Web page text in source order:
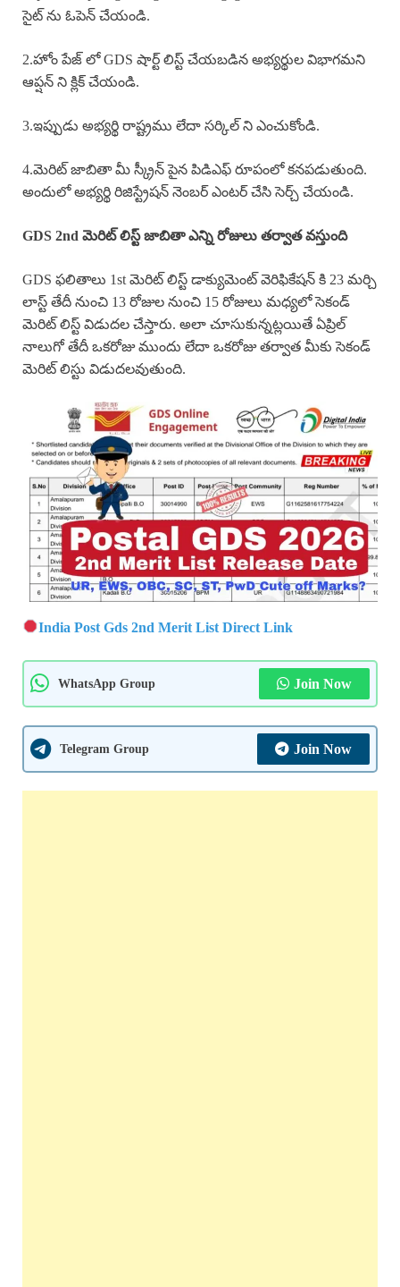
సైట్ ను ఓపెన్ చేయండి.
2.హోం పేజ్ లో GDS షార్ట్ లిస్ట్ చేయబడిన అభ్యర్థుల విభాగమని
ఆప్షన్ ని క్లిక్ చేయండి.
3.ఇప్పుడు అభ్యర్థి రాష్ట్రము లేదా సర్కిల్ ని ఎంచుకోండి.
4.మెరిట్ జాబితా మీ స్క్రీన్ పైన పిడిఎఫ్ రూపంలో కనపడుతుంది.
అందులో అభ్యర్థి రిజిస్ట్రేషన్ నెంబర్ ఎంటర్ చేసి సెర్చ్ చేయండి.
GDS 2nd మెరిట్ లిస్ట్ జాబితా ఎన్ని రోజులు తర్వాత వస్తుంది
GDS ఫలితాలు 1st మెరిట్ లిస్ట్ డాక్యుమెంట్ వెరిఫికేషన్ కి 23 మర్చి
లాస్ట్ తేదీ నుంచి 13 రోజుల నుంచి 15 రోజులు మధ్యలో సెకండ్
మెరిట్ లిస్ట్ విడుదల చేస్తారు. అలా చూసుకున్నట్లయితే ఏప్రిల్
నాలుగో తేదీ ఒకరోజు ముందు లేదా ఒకరోజు తర్వాత మీకు సెకండ్
మెరిట్ లిస్టు విడుదలవుతుంది.
India Post Gds 2nd Merit List Direct Link
WhatsApp Group Join Now
Telegram Group Join Now